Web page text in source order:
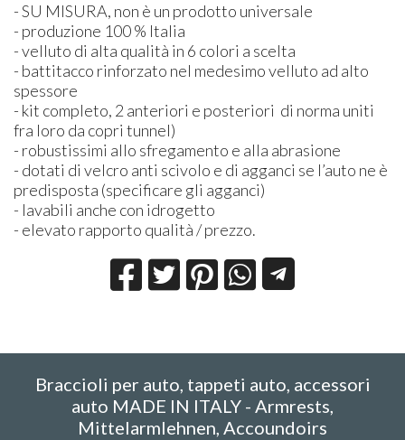
- SU MISURA, non è un prodotto universale
- produzione 100 % Italia
- velluto di alta qualità in 6 colori a scelta
- battitacco rinforzato nel medesimo velluto ad alto
spessore
- kit completo, 2 anteriori e posteriori di norma uniti
fra loro da copri tunnel)
- robustissimi allo sfregamento e alla abrasione
- dotati di velcro anti scivolo e di agganci se l’auto ne è
predisposta (specificare gli agganci)
- lavabili anche con idrogetto
- elevato rapporto qualità / prezzo.
Braccioli per auto, tappeti auto, accessori
auto MADE IN ITALY - Armrests,
Mittelarmlehnen, Accoundoirs